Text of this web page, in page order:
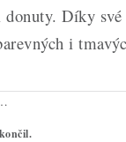
donuty. Díky
i